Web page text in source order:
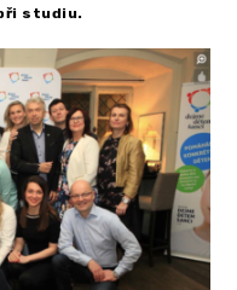
studiu.